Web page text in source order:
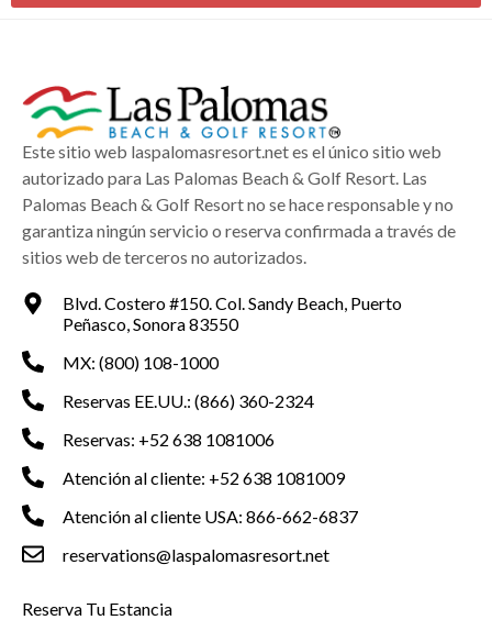
Este sitio web laspalomasresort.net es el único sitio web
autorizado para Las Palomas Beach & Golf Resort. Las
Palomas Beach & Golf Resort no se hace responsable y no
garantiza ningún servicio o reserva confirmada a través de
sitios web de terceros no autorizados.
Blvd. Costero #150. Col. Sandy Beach, Puerto
Peñasco, Sonora 83550
MX: (800) 108-1000
Reservas EE.UU.: (866) 360-2324
Reservas: +52 638 1081006
Atención al cliente: +52 638 1081009
Atención al cliente USA: 866-662-6837
reservations@laspalomasresort.net
Reserva Tu Estancia